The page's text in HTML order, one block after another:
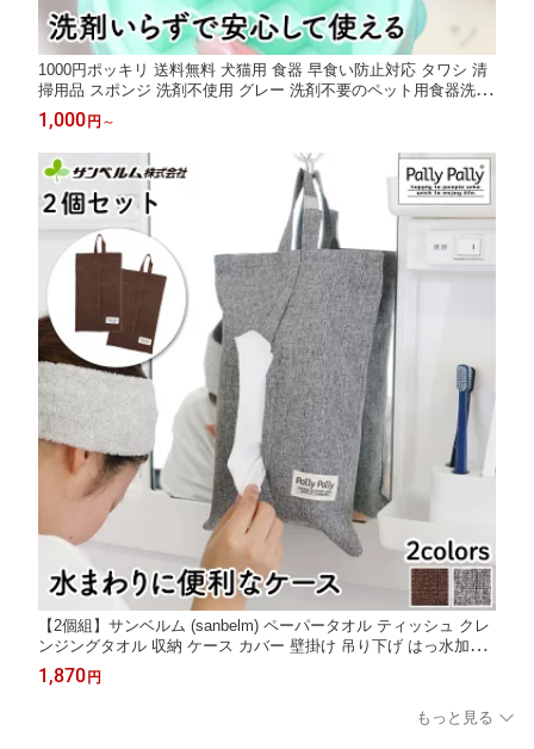
1000円ポッキリ 送料無料 犬猫用 食器 早食い防止対応 タワシ 清
掃用品 スポンジ 洗剤不使用 グレー 洗剤不要のペット用食器洗い
ペット のことを考えた アイデア商品 お悩み解消グッズ サンベル
ム
1,000 円 ～
【2個組】サンベルム (sanbelm) ペーパータオル ティッシュ クレ
ンジングタオル 収納 ケース カバー 壁掛け 吊り下げ はっ水加工
布製
1,870 円
もっと見る